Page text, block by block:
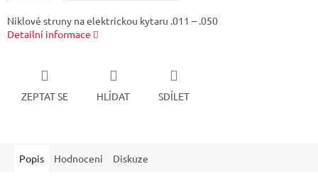
Niklové struny na elektrickou kytaru .011 – .050
Detailní informace
ZEPTAT SE HLÍDAT SDÍLET
Popis Hodnocení Diskuze